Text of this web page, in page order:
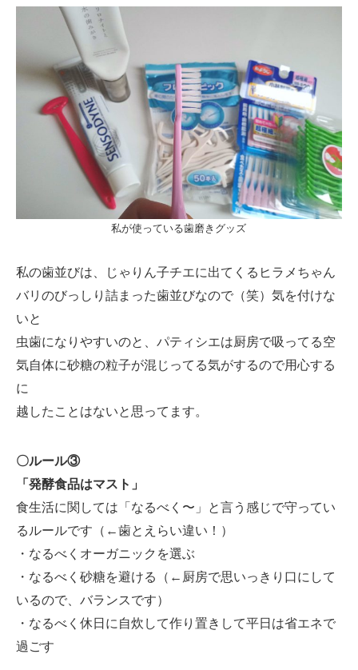
私が使っている歯磨きグッズ
私の歯並びは、じゃりん子チエに出てくるヒラメちゃん
バリのびっしり詰まった歯並びなので（笑）気を付けな
いと
虫歯になりやすいのと、パティシエは厨房で吸ってる空
気自体に砂糖の粒子が混じってる気がするので用心する
に
越したことはないと思ってます。
〇ルール③
「発酵食品はマスト」
食生活に関しては「なるべく〜」と言う感じで守ってい
るルールです（←歯とえらい違い！）
・なるべくオーガニックを選ぶ
・なるべく砂糖を避ける（←厨房で思いっきり口にして
いるので、バランスです）
・なるべく休日に自炊して作り置きして平日は省エネで
過ごす